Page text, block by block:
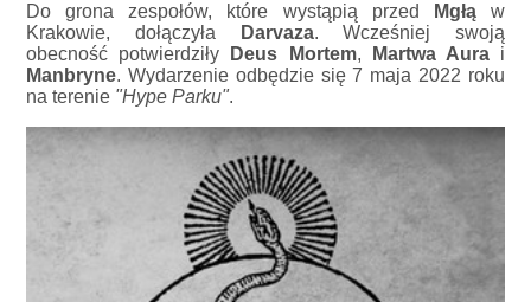
Do grona zespołów, które wystąpią przed Mgłąw
Krakowie, dołączyła
Darvaza. Wcześniej swoją
obecność potwierdziły
Deus Mortem, Martwa Aura i
Manbryne. Wydarzenie odbędzie się 7 maja 2022 roku
na terenie "Hype Parku".